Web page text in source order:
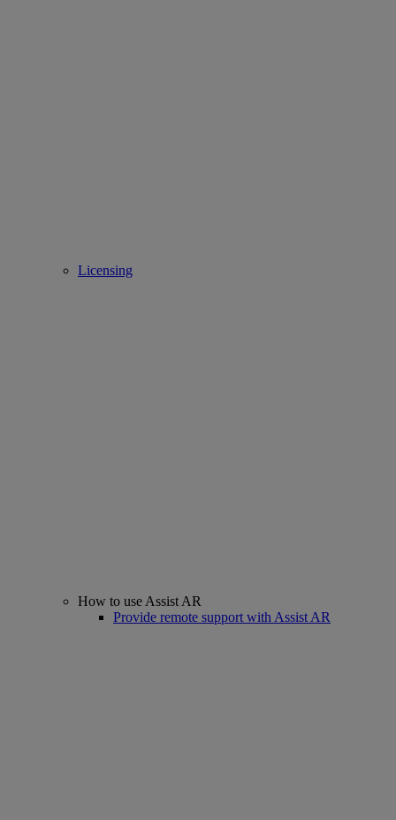
Licensing
How to use Assist AR
Provide remote support with Assist AR